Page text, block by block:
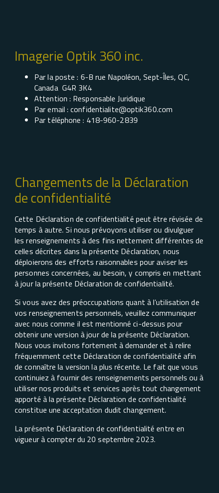
Imagerie Optik 360 inc.
Par la poste : 6-B rue Napoléon, Sept-Îles, QC,
Canada G4R 3K4
Attention : Responsable Juridique
Par email : confidentialite@optik360.com
Par téléphone : 418-960-2839
Changements de la Déclaration
de confidentialité
Cette Déclaration de confidentialité peut être révisée de
temps à autre. Si nous prévoyons utiliser ou divulguer
les renseignements à des fins nettement différentes de
celles décrites dans la présente Déclaration, nous
déploierons des efforts raisonnables pour aviser les
personnes concernées, au besoin, y compris en mettant
à jour la présente Déclaration de confidentialité.
Si vous avez des préoccupations quant à l’utilisation de
vos renseignements personnels, veuillez communiquer
avec nous comme il est mentionné ci-dessus pour
obtenir une version à jour de la présente Déclaration.
Nous vous invitons fortement à demander et à relire
fréquemment cette Déclaration de confidentialité afin
de connaître la version la plus récente. Le fait que vous
continuiez à fournir des renseignements personnels ou à
utiliser nos produits et services après tout changement
apporté à la présente Déclaration de confidentialité
constitue une acceptation dudit changement.
La présente Déclaration de confidentialité entre en
vigueur à compter du 20 septembre 2023.